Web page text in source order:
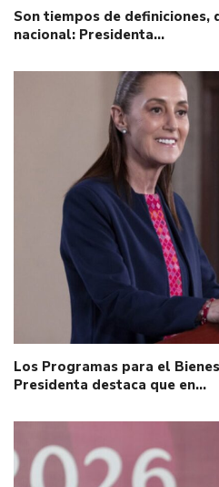
Son tiempos de definiciones,
nacional: Presidenta…
Los Programas para el
Presidenta destaca que en…